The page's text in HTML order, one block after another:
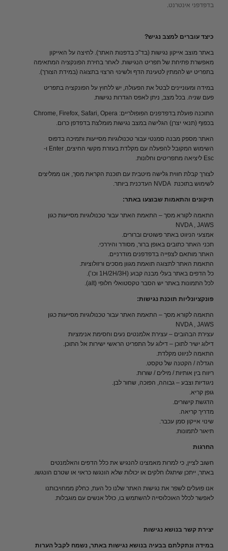
בדפדפני אינטרנט.
כיצד עוברים למצב נגיש?
באתר מוצב אייקון נגישות (בד”כ בדפנות האתר). לחיצה על האייקון
מאפשרת פתיחת של תפריט הנגישות. לאחר בחירת הפונקציה המתאימה
בתפריט יש להמתין לטעינת הדף ולשינוי הרצוי בתצוגה (במידת הצורך).
במידה ומעוניינים לבטל את הפעולה, יש ללחוץ על הפונקציה בתפריט
פעם שניה. בכל מצב, ניתן לאפס הגדרות נגישות.
התוכנה פועלת בדפדפנים הפופולריים: Chrome, Firefox, Safari, Opera
בכפוף (תנאי יצרן) הגלישה במצב נגישות מומלצת בדפדפן כרום.
האתר מספק מבנה סמנטי עבור טכנולוגיות מסייעות ותמיכה בדפוס
השימוש המקובל להפעלה עם מקלדת בעזרת מקשי החיצים, Enter ו-
Esc ליציאה מתפריטים וחלונות.
לצורך קבלת חווית גלישה מיטבית עם תוכנת הקראת מסך, אנו ממליצים
לשימוש בתוכנת NVDA העדכנית ביותר.
תיקונים והתאמות שבוצעו באתר:
התאמה לקורא מסך – התאמת האתר עבור טכנולוגיות מסייעות כגון
NVDA , JAWS
אמצעי הניווט באתר פשוטים וברורים.
תכני האתר כתובים באופן ברור, מסודר והיררכי.
האתר מותאם לצפייה בדפדפנים מודרניים.
התאמת האתר לתצוגה תואמת מגוון מסכים ורזולוציות.
כל הדפים באתר בעלי מבנה קבוע (1H/2H/3H וכו’).
לכל התמונות באתר יש הסבר טקסטואלי חלופי (alt).
פונקציונליות תוכנת נגישות:
התאמה לקורא מסך – התאמת האתר עבור טכנולוגיות מסייעות כגון
NVDA , JAWS
עצירת הבהובים – עצירת אלמנטים נעים וחסימת אנימציות
דילוג ישיר לתוכן – דילוג על התפריט הראשי ישירות אל התוכן.
התאמה לניווט מקלדת.
הגדלה / הקטנה של טקסט.
ריווח בין אותיות / מילים / שורות.
ניגודיות וצבע – גבוהה, הפוכה, שחור לבן.
גופן קריא.
הדגשת קישורים.
מדריך קריאה.
שינוי אייקון סמן עכבר.
תיאור לתמונות.
החרגות
חשוב לציין, כי למרות מאמצינו להנגיש את כלל הדפים והאלמנטים
באתר, ייתכן שיתגלו חלקים או יכולות שלא הונגשו כראוי או שטרם הונגשו.
אנו פועלים לשפר את נגישות האתר שלנו כל העת, כחלק ממחויבותנו
לאפשר לכלל האוכלוסייה להשתמש בו, כולל אנשים עם מוגבלות.
יצירת קשר בנושא נגישות
במידה ונתקלתם בבעיה בנושא נגישות באתר, נשמח לקבל הערות